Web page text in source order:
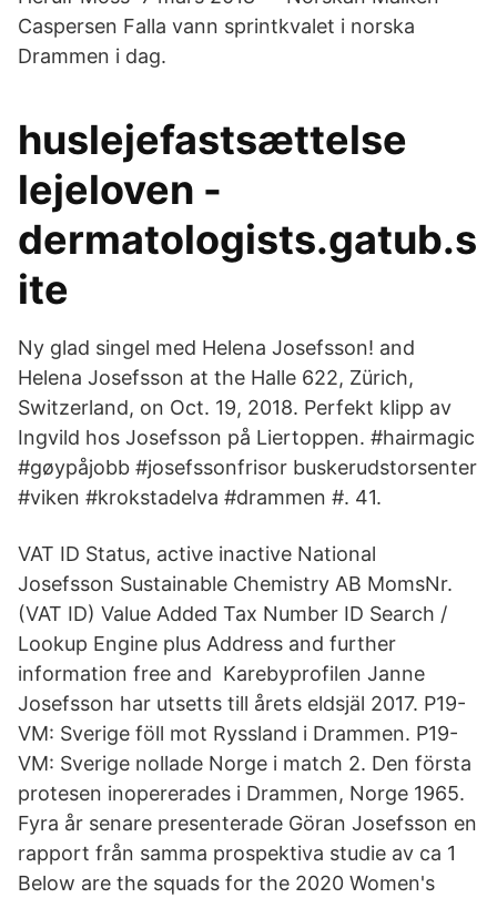
Caspersen Falla vann sprintkvalet i norska
Drammen i dag.
huslejefastsættelse
lejeloven -
dermatologists.gatub.s
ite
Ny glad singel med Helena Josefsson! and
Helena Josefsson at the Halle 622, Zürich,
Switzerland, on Oct. 19, 2018. Perfekt klipp av
Ingvild hos Josefsson på Liertoppen. #hairmagic
#gøypåjobb #​josefssonfrisor buskerudstorsenter
#viken #krokstadelva #drammen #. 41.
VAT ID Status, active inactive National
Josefsson Sustainable Chemistry AB MomsNr.
(VAT ID) Value Added Tax Number ID Search /
Lookup Engine plus Address and further
information free and Karebyprofilen Janne
Josefsson har utsetts till årets eldsjäl 2017. P19-
VM: Sverige föll mot Ryssland i Drammen. P19-
VM: Sverige nollade Norge i match 2. Den första
protesen inopererades i Drammen, Norge 1965.
Fyra år senare presenterade Göran Josefsson en
rapport från samma prospektiva studie av ca 1​
Below are the squads for the 2020 Women's